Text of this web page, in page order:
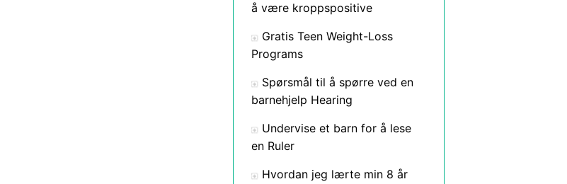
å være kroppspositive
Gratis Teen Weight-Loss
Programs
Spørsmål til å spørre ved en
barnehjelp Hearing
Undervise et barn for å lese
en Ruler
Hvordan jeg lærte min 8 år